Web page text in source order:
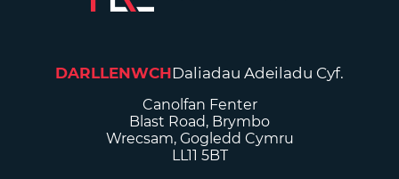
DARLLENWCHDaliadau Adeiladu Cyf.
Canolfan Fenter
Blast Road, Brymbo
Wrecsam, Gogledd Cymru
LL11 5BT